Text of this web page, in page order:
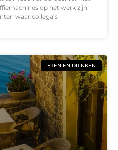
op het werk zijn
waar collega’s
ETEN EN DRINKEN